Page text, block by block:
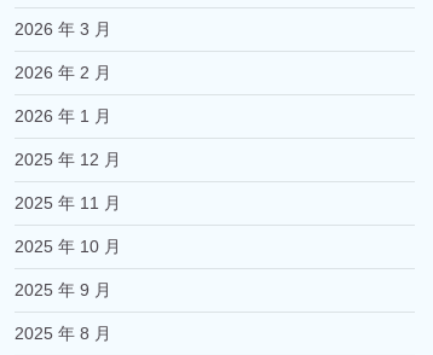
2026 年 3 月
2026 年 2 月
2026 年 1 月
2025 年 12 月
2025 年 11 月
2025 年 10 月
2025 年 9 月
2025 年 8 月